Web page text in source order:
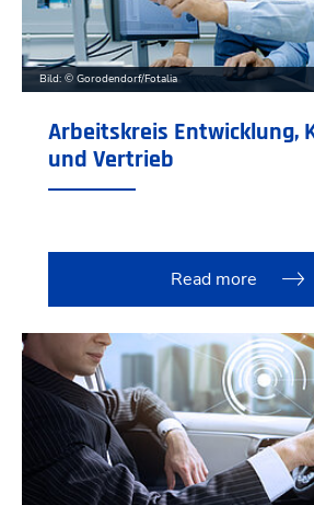
Bild: © Gorodendorf/Fotalia
Arbeitskreis Entwicklung,
und Vertrieb
Read more